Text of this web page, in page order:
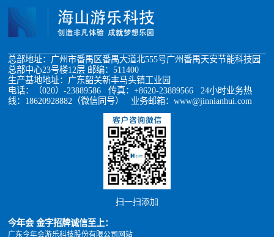
总部地址：广州市番禺区番禺大道北555号广州番禺天安节能科技园
总部中心23号楼12层 邮编：511400
生产基地地址：广东韶关新丰马头镇工业园
电话：（020）-23889586 传真：+8620-23889566 24小时业务热
线：18620928882（微信同号） 业务邮箱：www@jinnianhui.com
扫一扫添加
今年会 金字招牌诚信至上：
广东今年会游乐科技股份有限公司网站